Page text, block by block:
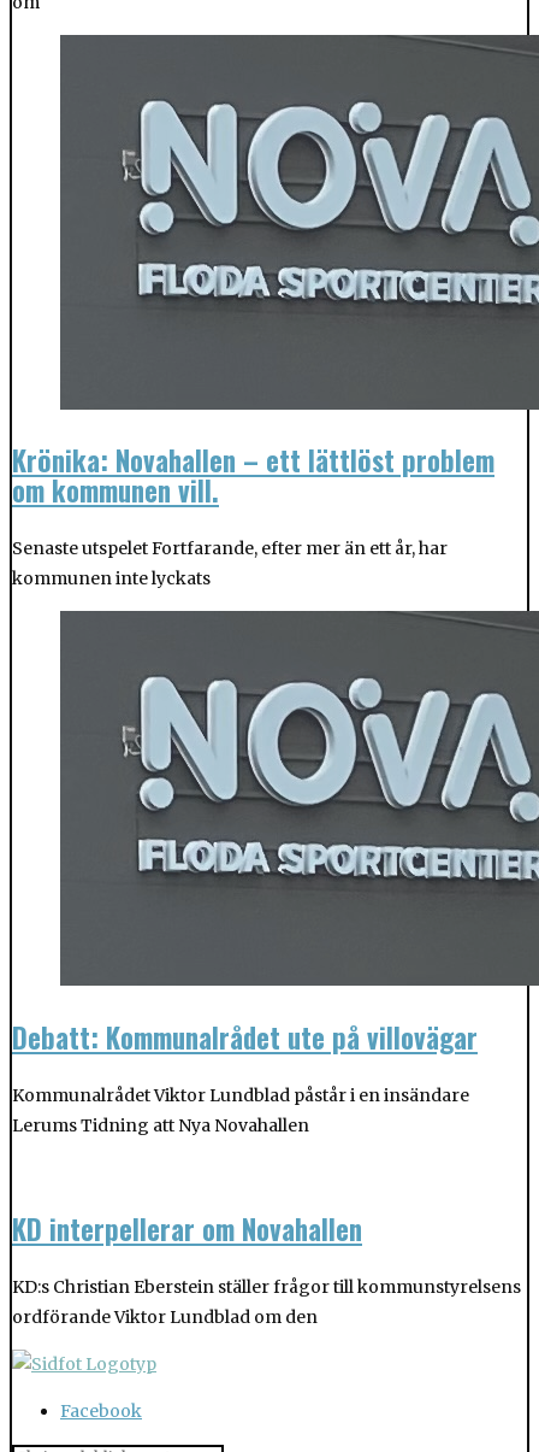
Krönika: Novahallen – ett lättlöst problem
om kommunen vill.
Senaste utspelet Fortfarande, efter mer än ett år, har
kommunen inte lyckats
Debatt: Kommunalrådet ute på villovägar
Kommunalrådet Viktor Lundblad påstår i en insändare
Lerums Tidning att Nya Novahallen
KD interpellerar om Novahallen
KD:s Christian Eberstein ställer frågor till kommunstyrelsens
ordförande Viktor Lundblad om den
Facebook